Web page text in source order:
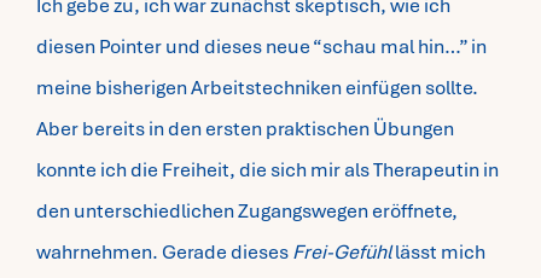
Ich gebe zu, ich war zunächst skeptisch, wie ich
diesen Pointer und dieses neue “schau mal hin…” in
meine bisherigen Arbeitstechniken einfügen sollte.
Aber bereits in den ersten praktischen Übungen
konnte ich die Freiheit, die sich mir als Therapeutin in
den unterschiedlichen Zugangswegen eröffnete,
wahrnehmen. Gerade diesesFrei-Gefühllässt mich